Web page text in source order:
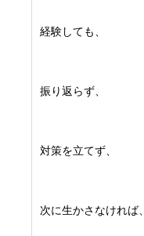
経験しても、
振り返らず、
対策を立てず、
次に生かさなければ、